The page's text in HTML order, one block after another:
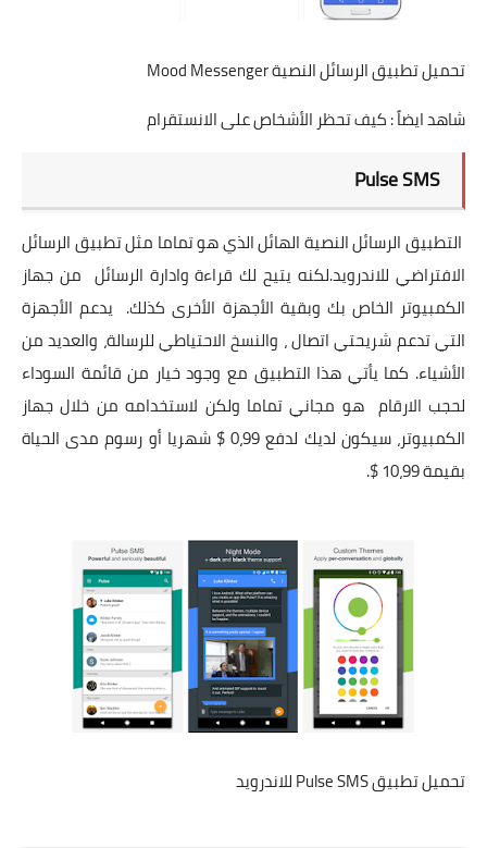
تحميل تطبيق الرسائل النصية Mood Messenger
شاهد ايضاً :كيف تحظر الأشخاص على الانستقرام
Pulse SMS
التطبيق الرسائل النصية الهائل الذي هو تماما مثل تطبيق الرسائل
الافتراضي للاندرويد.لكنه يتيح لك قراءة وادارة الرسائل من جهاز
الكمبيوتر الخاص بك وبقية الأجهزة الأخرى كذلك. يدعم الأجهزة
التي تدعم شريحتي اتصال ، والنسخ الاحتياطي للرسالة، والعديد من
الأشياء. كما يأتي هذا التطبيق مع وجود خيار من قائمة السوداء
لحجب الارقام هو مجاني تماما ولكن لاستخدامه من خلال جهاز
الكمبيوتر، سيكون لديك لدفع 0،99 $ شهريا أو رسوم مدى الحياة
بقيمة 10،99 $.
تحميل تطبيق Pulse SMS للاندرويد